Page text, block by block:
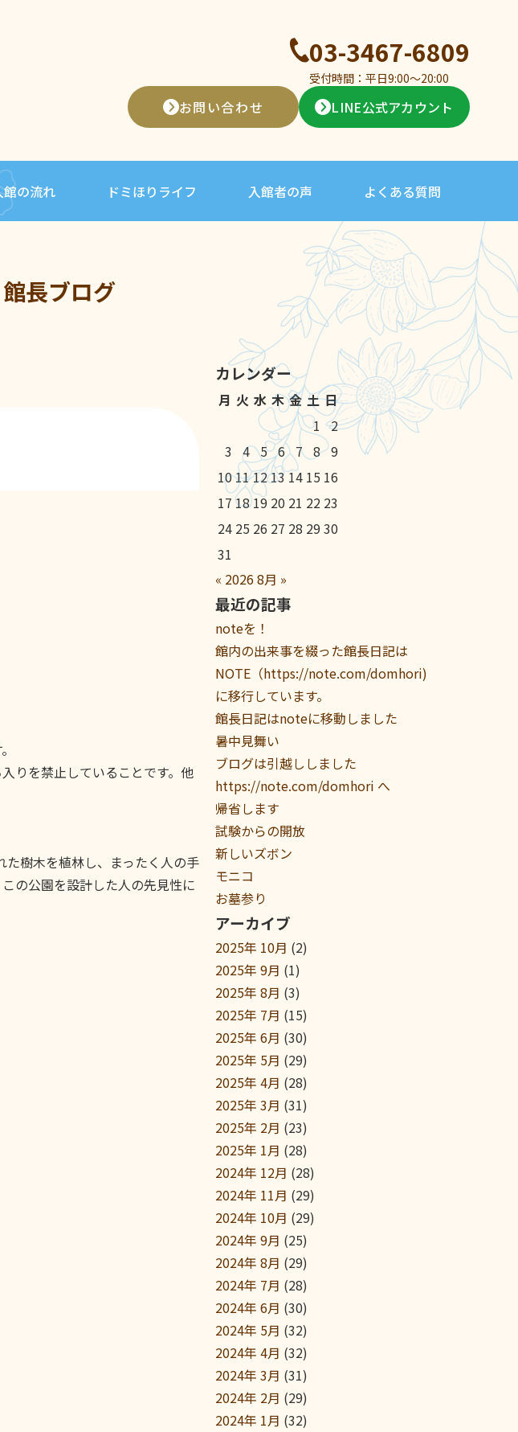
03-3467-6809
受付時間：平日9:00〜20:00
お問い合わせ LINE公式アカウント
の流れ ドミほりライフ 入館者の声 よくある質問
長ブログ
りを禁止していることです。他
樹木を植林し、まったく人の手
の公園を設計した人の先見性に
カレンダー
月 火 水 木 金 土 日
1
2
3 4 5 6 7 8 9
1011121314 15 16
17 18 19 20 21 22 23
24 25 26 27 28 2930
31
« 20268月 »
最近の記事
noteを！
館内の出来事を綴った館長日記は
NOTE（https://note.com/domhori)
に移行しています。
館長日記はnoteに移動しました
暑中見舞い
ブログは引越ししました
https://note.com/domhori へ
帰省します
試験からの開放
新しいズボン
モニコ
お墓参り
アーカイブ
2025年 10月 (2)
2025年 9月 (1)
2025年 8月 (3)
2025年 7月 (15)
2025年 6月 (30)
2025年 5月 (29)
2025年 4月 (28)
2025年 3月 (31)
2025年 2月 (23)
2025年 1月 (28)
2024年 12月 (28)
2024年 11月 (29)
2024年 10月 (29)
2024年 9月 (25)
2024年 8月 (29)
2024年 7月 (28)
2024年 6月 (30)
2024年 5月 (32)
2024年 4月 (32)
2024年 3月 (31)
2024年 2月 (29)
2024年 1月 (32)